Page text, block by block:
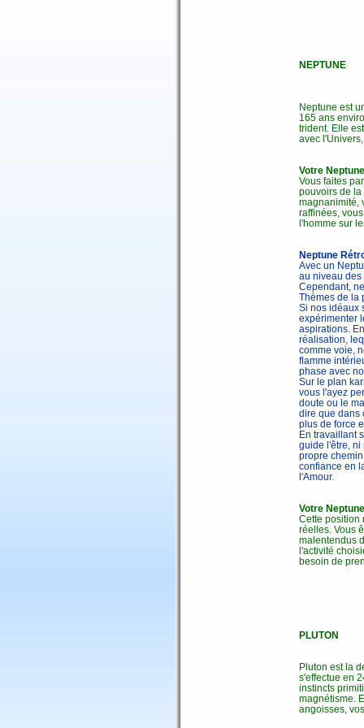
NEPTUNE
Neptune est
165 ans
trident. Elle
avec
Votre
Vous faites
pouvoirs de la
magnanimité,
raffinées,
l'homme sur
Neptune
Avec un
au niveau des
Cependant,
Thèmes de la
Si nos idéaux
expérimenter
aspirations.
réalisation,
comme voie,
flamme
phase avec
Sur le plan
vous l'ayez
doute ou le
dire que dans
plus de force
En travaillant
guide l'être, ni
propre
confiance en
l'Amour.
Votre
Cette position
réelles. Vous
malentendus
l'activité
besoin de
PLUTON
Pluton est la
s'effectue en
instincts
magnétisme.
angoisses,